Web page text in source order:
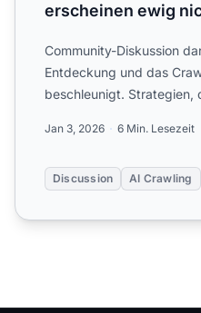
erscheinen ewig
Community-Diskussion
Entdeckung und das
beschleunigt. Strategien,
Jan 3, 2026 6 Min. Lesezeit
Discussion AI Crawling